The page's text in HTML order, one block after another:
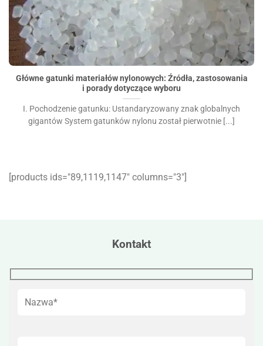
Główne gatunki materiałów nylonowych: Źródła,
zastosowania i porady dotyczące wyboru">
Główne gatunki materiałów nylonowych: Źródła, zastosowania
i porady dotyczące wyboru
I. Pochodzenie gatunku: Ustandaryzowany znak globalnych
gigantów System gatunków nylonu został pierwotnie [...]
[products ids="89,1119,1147″ columns="3″]
Kontakt